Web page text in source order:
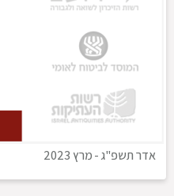
אדר תשפ"ג-מרץ 2023